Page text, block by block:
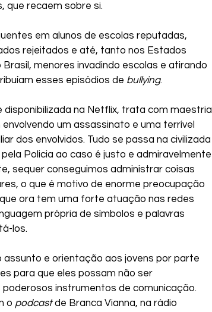
que recaem sobre si.
em alunos de escolas reputadas,
rejeitados e até, tanto nos Estados
menores invadindo escolas e atirando
esses episódios de bullying.
na Netflix, trata com maestria
um assassinato e uma terrível
dos envolvidos. Tudo se passa na civilizada
Policia ao caso é justo e admiravelmente
sequer conseguimos administrar coisas
o que é motivo de enorme preocupação
ora tem uma forte atuação nas redes
própria de símbolos e palavras
los.
e orientação aos jovens por parte
para que eles possam não ser
instrumentos de comunicação.
o podcast de Branca Vianna, na rádio